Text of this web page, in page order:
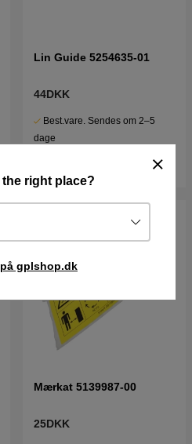
right place?
gplshop.dk
Lin Guide 5254635-01
44DKK
Best.vare. Sendes om 2–5
dage
Køb
Mærkat 5139987-00
25DKK